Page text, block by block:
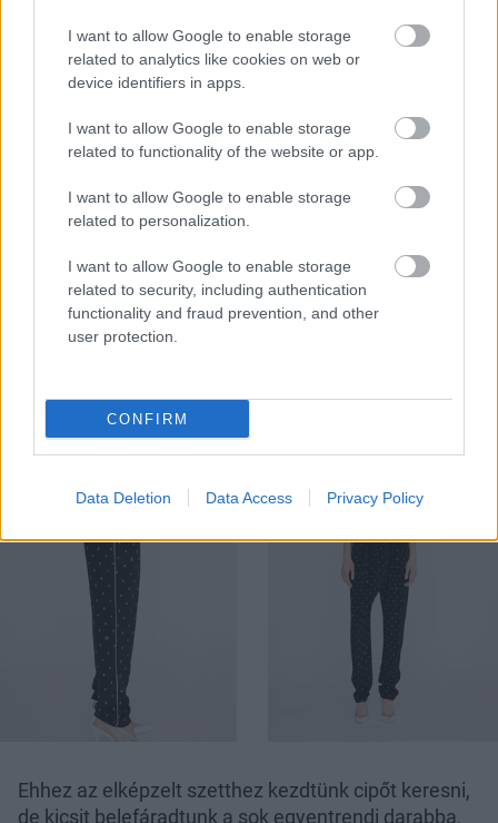
I want to allow Google to enable storage
related to analytics like cookies on web or
device identifiers in apps.
I want to allow Google to enable storage
related to functionality of the website or app.
I want to allow Google to enable storage
related to personalization.
I want to allow Google to enable storage
related to security, including authentication
functionality and fraud prevention, and other
user protection.
CONFIRM
Data Deletion Data Access Privacy Policy
Igazából ehhez szerettünk volna egy visszafogott,
csalódnunk kellett. Viszont kutakodás közben
ráleltünk egy pizsamaszerű összeállításra, ami
végtelenül jópofának néz ki, és talán még a
rózsaszínű blézer is menne hozzá:
Ehhez az elképzelt szetthez kezdtünk cipőt keresni,
de kicsit belefáradtunk a sok egyentrendi darabba,